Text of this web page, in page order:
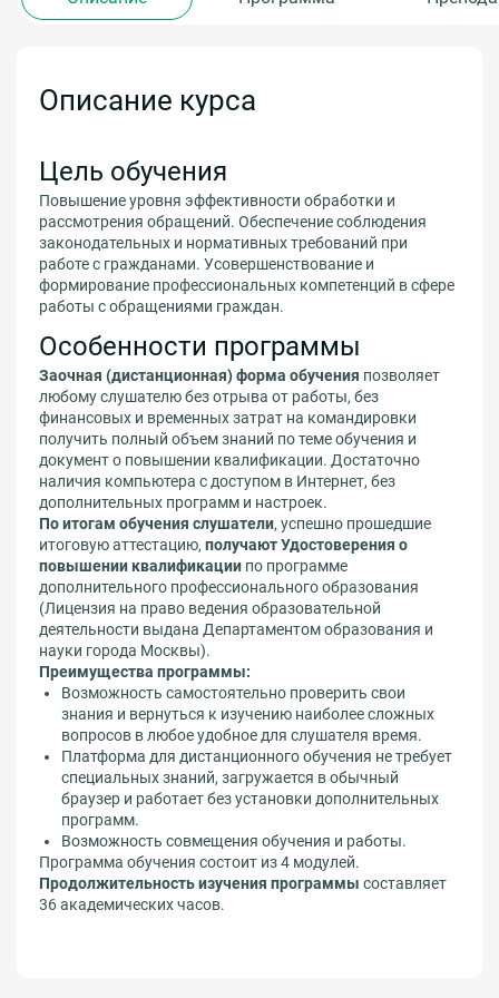
Описание курса
Цель обучения
Повышение уровня эффективности обработки и
рассмотрения обращений. Обеспечение соблюдения
законодательных и нормативных требований при
работе с гражданами. Усовершенствование и
формирование профессиональных компетенций в сфере
работы с обращениями граждан.
Особенности программы
Заочная (дистанционная) форма обучения позволяет
любому слушателю без отрыва от работы, без
финансовых и временных затрат на командировки
получить полный объем знаний по теме обучения и
документ о повышении квалификации. Достаточно
наличия компьютера с доступом в Интернет, без
дополнительных программ и настроек.
По итогам обучения слушатели, успешно прошедшие
итоговую аттестацию, получают Удостоверения о
повышении квалификации по программе
дополнительного профессионального образования
(Лицензия на право ведения образовательной
деятельности выдана Департаментом образования и
науки города Москвы).
Преимущества программы:
Возможность самостоятельно проверить свои
знания и вернуться к изучению наиболее сложных
вопросов в любое удобное для слушателя время.
Платформа для дистанционного обучения не требует
специальных знаний, загружается в обычный
браузер и работает без установки дополнительных
программ.
Возможность совмещения обучения и работы.
Программа обучения состоит из 4 модулей.
Продолжительность изучения программы составляет
36 академических часов.